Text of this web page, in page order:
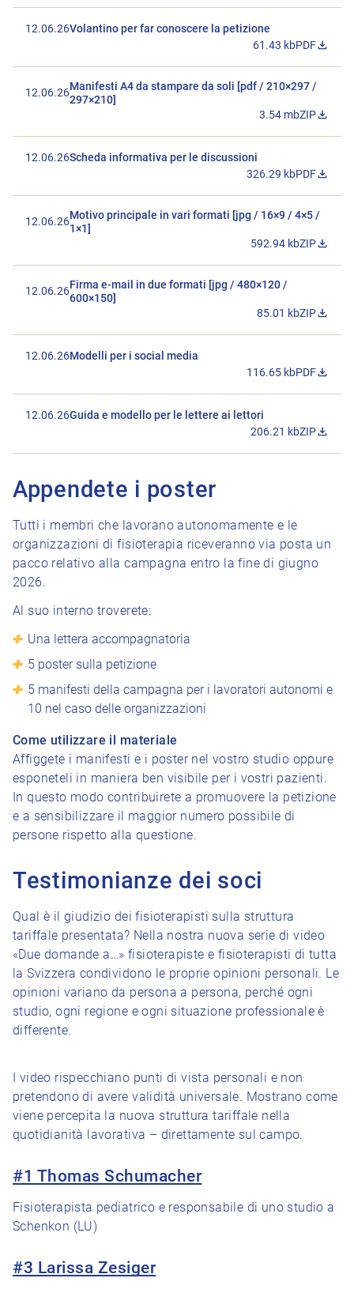
12.06.26Volantino per far conoscere la petizione
61.43 kb
Scarica il
PDF
12.06.26Manifesti A4 da stampare da soli [pdf / 210×297 /
297×210]
3.54 mb
Scarica il
ZIP
12.06.26Scheda informativa per le discussioni
326.29 kb
Scarica il
PDF
12.06.26Motivo principale in vari formati [jpg / 16×9 / 4×5 /
1×1]
592.94 kb
Scarica il
ZIP
12.06.26Firma e-mail in due formati [jpg / 480×120 /
600×150]
85.01 kb
Scarica il
ZIP
12.06.26Modelli per i social media
116.65 kb
Scarica il
PDF
12.06.26Guida e modello per le lettere ai lettori
206.21 kb
Scarica il
ZIP
Appendete i poster
Tutti i membri che lavorano autonomamente e le
organizzazioni di fisioterapia riceveranno via posta un
pacco relativo alla campagna entro la fine di giugno
2026.
Al suo interno troverete:
Una lettera accompagnatoria
5 poster sulla petizione
5 manifesti della campagna per i lavoratori autonomi e
10 nel caso delle organizzazioni
Come utilizzare il materiale
Affiggete i manifesti e i poster nel vostro studio oppure
esponeteli in maniera ben visibile per i vostri pazienti.
In questo modo contribuirete a promuovere la petizione
e a sensibilizzare il maggior numero possibile di
persone rispetto alla questione.
Testimonianze dei soci
Qual è il giudizio dei fisioterapisti sulla struttura
tariffale presentata? Nella nostra nuova serie di video
«Due domande a…» fisioterapiste e fisioterapisti di tutta
la Svizzera condividono le proprie opinioni personali. Le
opinioni variano da persona a persona, perché ogni
studio, ogni regione e ogni situazione professionale è
differente.
I video rispecchiano punti di vista personali e non
pretendono di avere validità universale. Mostrano come
viene percepita la nuova struttura tariffale nella
quotidianità lavorativa – direttamente sul campo.
#1 Thomas Schumacher
Fisioterapista pediatrico e responsabile di uno studio a
Schenkon (LU)
#3 Larissa Zesiger